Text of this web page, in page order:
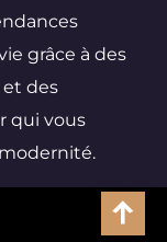
grâce à des
et des
qui vous